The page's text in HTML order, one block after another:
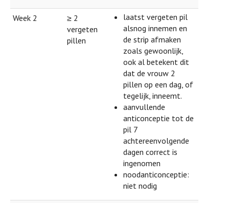
Week 2
≥ 2
vergeten
pillen
laatst vergeten pil
alsnog innemen en
de strip afmaken
zoals gewoonlijk,
ook al betekent dit
dat de vrouw 2
pillen op een dag, of
tegelijk, inneemt.
aanvullende
anticonceptie tot de
pil 7
achtereenvolgende
dagen correct is
ingenomen
noodanticonceptie:
niet nodig